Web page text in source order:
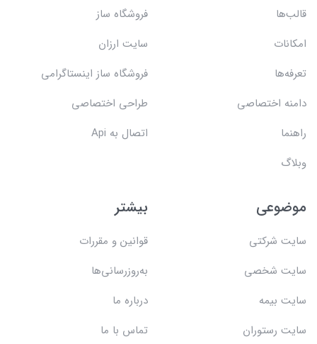
قالب‌ها
امکانات
تعرفه‌ها
دامنه اختصاصی
راهنما
وبلاگ
فروشگاه ساز
سایت ارزان
فروشگاه ساز اینستاگرامی
طراحی اختصاصی
اتصال به Api
موضوعی
سایت شرکتی
سایت شخصی
سایت بیمه
سایت رستوران
بیشتر
قوانین و مقررات
به‌روزرسانی‌ها
درباره ما
تماس با ما